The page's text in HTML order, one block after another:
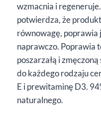
wzmacnia i
potwierdza, że
równowagę, poprawia
naprawczo. Poprawia
poszarzałą i
do każdego rodzaju
E i prewitaminę D3.
naturalnego.